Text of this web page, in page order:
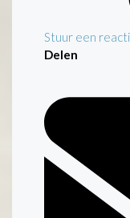
Stuur een
Delen